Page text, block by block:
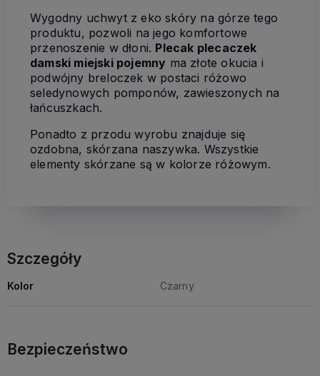
Wygodny uchwyt z eko skóry na górze tego
produktu, pozwoli na jego komfortowe
przenoszenie w dłoni. Plecak plecaczek
damski miejski pojemny ma złote okucia i
podwójny breloczek w postaci różowo
seledynowych pomponów, zawieszonych na
łańcuszkach.
Ponadto z przodu wyrobu znajduje się
ozdobna, skórzana naszywka. Wszystkie
elementy skórzane są w kolorze różowym.
Szczegóły
Kolor Czarny
Bezpieczeństwo